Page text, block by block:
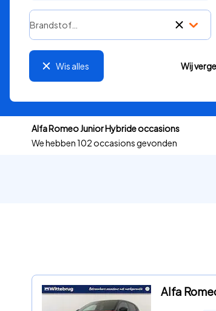
Brandstof…
Wis alles Wij
Alfa Romeo Junior Hybride occasions
We hebben102 occasions gevonden
Alfa